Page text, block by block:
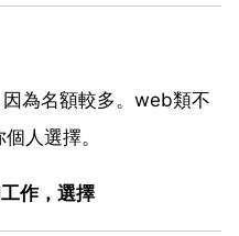
為名額較多。web類不
人選擇。
作，選擇